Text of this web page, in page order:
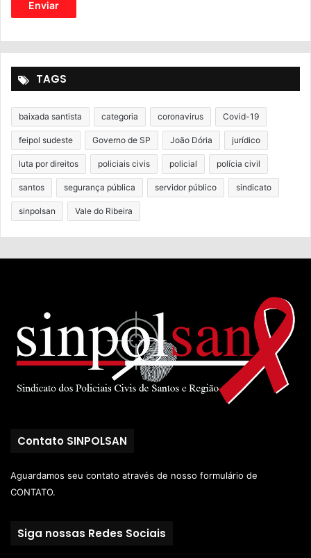
TAGS
baixada santista categoria coronavirus Covid-19
feipol sudeste Governo de SP João Dória jurídico
luta por direitos policiais civis policial polícia civil
santos segurança pública servidor público sindicato
sinpolsan Vale do Ribeira
Contato SINPOLSAN
Aguardamos seu contato através de nosso formulário de
CONTATO.
Siga nossas Redes Sociais